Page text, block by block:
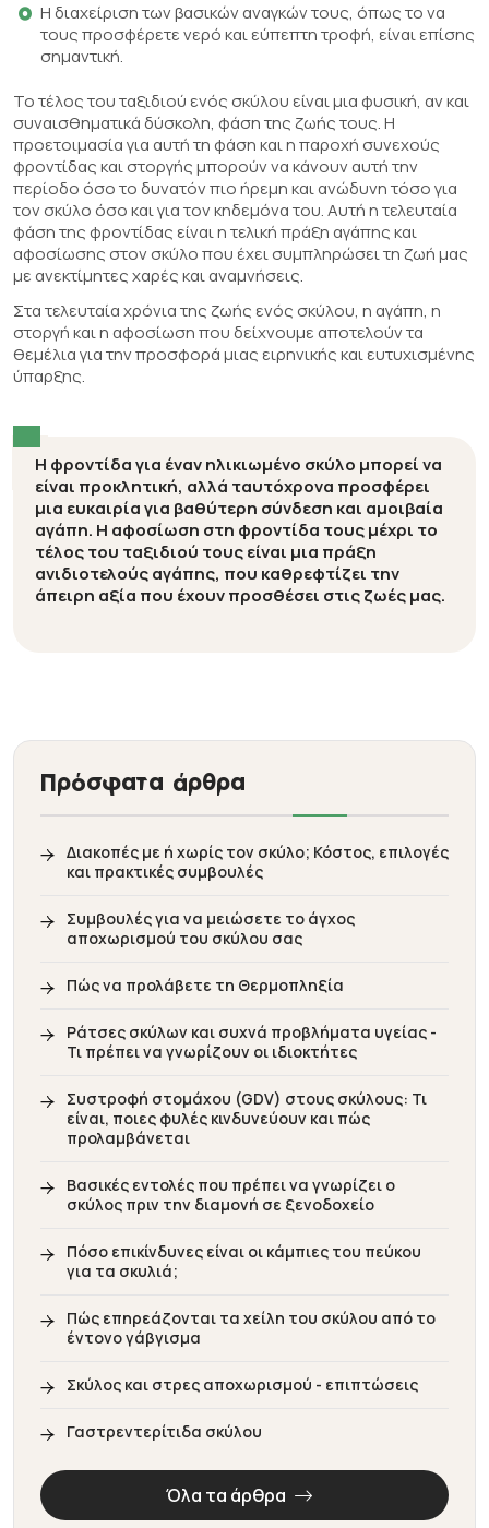
Η διαχείριση των βασικών αναγκών τους, όπως το να
τους προσφέρετε νερό και εύπεπτη τροφή, είναι επίσης
σημαντική.
Το τέλος του ταξιδιού ενός σκύλου είναι μια φυσική, αν και
συναισθηματικά δύσκολη, φάση της ζωής τους. Η
προετοιμασία για αυτή τη φάση και η παροχή συνεχούς
φροντίδας και στοργής μπορούν να κάνουν αυτή την
περίοδο όσο το δυνατόν πιο ήρεμη και ανώδυνη τόσο για
τον σκύλο όσο και για τον κηδεμόνα του. Αυτή η τελευταία
φάση της φροντίδας είναι η τελική πράξη αγάπης και
αφοσίωσης στον σκύλο που έχει συμπληρώσει τη ζωή μας
με ανεκτίμητες χαρές και αναμνήσεις.
Στα τελευταία χρόνια της ζωής ενός σκύλου, η αγάπη, η
στοργή και η αφοσίωση που δείχνουμε αποτελούν τα
θεμέλια για την προσφορά μιας ειρηνικής και ευτυχισμένης
ύπαρξης.
Η φροντίδα για έναν ηλικιωμένο σκύλο μπορεί να
είναι προκλητική, αλλά ταυτόχρονα προσφέρει
μια ευκαιρία για βαθύτερη σύνδεση και αμοιβαία
αγάπη. Η αφοσίωση στη φροντίδα τους μέχρι το
τέλος του ταξιδιού τους είναι μια πράξη
ανιδιοτελούς αγάπης, που καθρεφτίζει την
άπειρη αξία που έχουν προσθέσει στις ζωές μας.
Πρόσφατα άρθρα
Διακοπές με ή χωρίς τον σκύλο; Κόστος, επιλογές
και πρακτικές συμβουλές
Συμβουλές για να μειώσετε το άγχος
αποχωρισμού του σκύλου σας
Πώς να προλάβετε τη Θερμοπληξία
Ράτσες σκύλων και συχνά προβλήματα υγείας -
Τι πρέπει να γνωρίζουν οι ιδιοκτήτες
Συστροφή στομάχου (GDV) στους σκύλους: Τι
είναι, ποιες φυλές κινδυνεύουν και πώς
προλαμβάνεται
Βασικές εντολές που πρέπει να γνωρίζει ο
σκύλος πριν την διαμονή σε ξενοδοχείο
Πόσο επικίνδυνες είναι οι κάμπιες του πεύκου
για τα σκυλιά;
Πώς επηρεάζονται τα χείλη του σκύλου από το
έντονο γάβγισμα
Σκύλος και στρες αποχωρισμού - επιπτώσεις
Γαστρεντερίτιδα σκύλου
Όλα τα άρθρα